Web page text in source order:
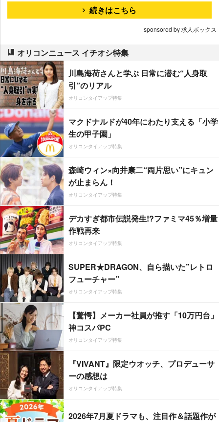
続きはこちら
sponsored by 求人ボックス
オリコンニュース イチオシ特集
川島海荷さんと学ぶ 日常に潜む“人身取
引”のリアル
オリコンタイアップ特集
マクドナルドが40年にわたり支える「小学
生の甲子園」
オリコンタイアップ特集
森崎ウィン×向井康二“両片思い”にキュン
が止まらん！
オリコンタイアップ特集
デカすぎ都市伝説発生!?ファミマ45％増量
作戦再来
オリコンタイアップ特集
SUPER★DRAGON、自ら描いた”レトロ
フューチャー”
オリコンタイアップ特集
【驚愕】メーカー社員が推す「10万円台」
神コスパPC
オリコンタイアップ特集
『VIVANT』限定ウオッチ、プロデューサ
ーの感想は
オリコンタイアップ特集
2026年7月夏ドラマも、注目作＆話題作が